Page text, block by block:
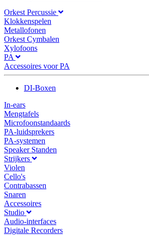
Orkest Percussie
Klokkenspelen
Metallofonen
Orkest Cymbalen
Xylofoons
PA
Accessoires voor PA
DI-Boxen
In-ears
Mengtafels
Microfoonstandaards
PA-luidsprekers
PA-systemen
Speaker Standen
Strijkers
Violen
Cello's
Contrabassen
Snaren
Accessoires
Studio
Audio-interfaces
Digitale Recorders